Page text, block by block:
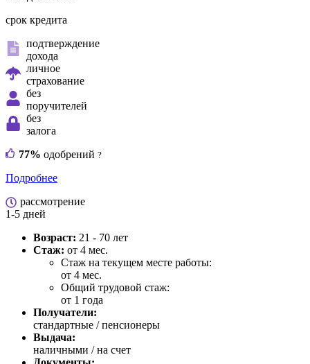
срок кредита
подтверждение
дохода
личное
страхование
без
поручителей
без
залога
77% одобрений ?
Подробнее
рассмотрение
1-5 дней
Возраст: 21 - 70 лет
Стаж: от 4 мес.
Стаж на текущем месте работы:
от 4 мес.
Общий трудовой стаж:
от 1 года
Получатели:
стандартные / пенсионеры
Выдача:
наличными / на счет